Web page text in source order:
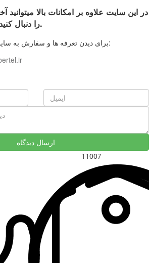
در این سایت علاوه بر امکانات بالا میتوانید
را دنبال کنید تا همیشه به روز باشید.
برای دیدن تعرفه ها و سفارش بهمراجعه فرمایید:
ارسال دیدگاه
11007